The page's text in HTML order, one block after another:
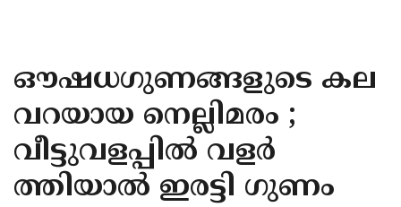
KANNUR
KASARAGOD
ഔഷധഗുണങ്ങളുടെ കല
വറയായ നെല്ലിമരം ;
വീട്ടുവളപ്പിൽ വളർ
ത്തിയാൽ ഇരട്ടി ഗുണം